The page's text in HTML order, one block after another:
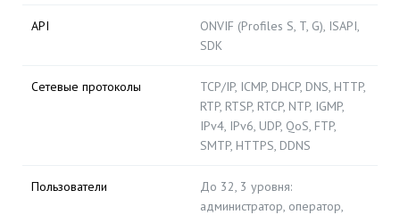
API
ONVIF (Profiles S, T, G), ISAPI,
SDK
Сетевые протоколы
TCP/IP, ICMP, DHCP, DNS, HTTP,
RTP, RTSP, RTCP, NTP, IGMP,
IPv4, IPv6, UDP, QoS, FTP,
SMTP, HTTPS, DDNS
Пользователи
До 32, 3 уровня:
администратор, оператор,